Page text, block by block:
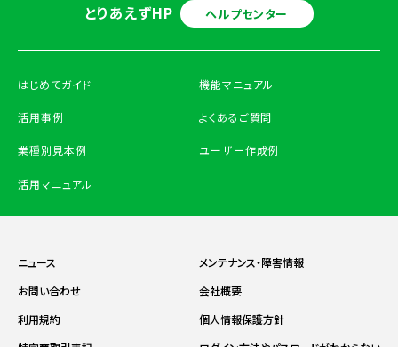
とりあえずHP ヘルプセンター
はじめてガイド
活用事例
業種別見本例
機能マニュアル
よくあるご質問
ユーザー作成例
活用マニュアル
ニュース
メンテナンス・障害情報
お問い合わせ
会社概要
利用規約
個人情報保護方針